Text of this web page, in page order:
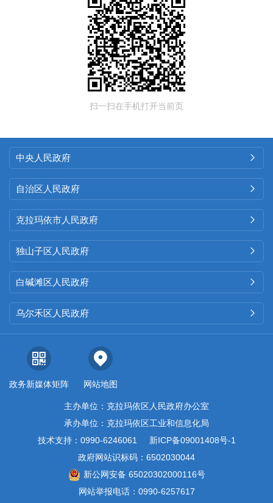
扫一扫在手机打开当前页
中央人民政府 
自治区人民政府 
克拉玛依市人民政府 
独山子区人民政府 
白碱滩区人民政府 
乌尔禾区人民政府 
政务新媒体矩阵 网站地图
主办单位：克拉玛依区人民政府办公室
承办单位：克拉玛依区工业和信息化局
技术支持：0990-6246061
新ICP备09001408号-1
政府网站识标码：6502030044
新公网安备 65020302000116号
网站举报电话：0990-6257617